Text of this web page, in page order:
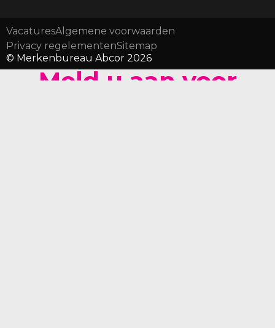
VacaturesAlgemene voorwaarden
Privacy regelementenSitemap
© Merkenbureau Abcor 2026
Meld u aan voor